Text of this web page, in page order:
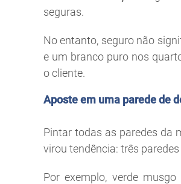
seguras.
No entanto, seguro não
e um branco puro nos
o cliente.
Aposte em uma parede de
Pintar todas as paredes da
virou tendência: três
Por exemplo, verde